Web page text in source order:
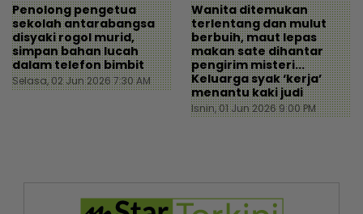
Penolong pengetua
sekolah antarabangsa
disyaki rogol murid,
simpan bahan lucah
dalam telefon bimbit
Selasa, 02 Jun 2026 7:30 AM
Wanita ditemukan
terlentang dan mulut
berbuih, maut lepas
makan sate dihantar
pengirim misteri...
Keluarga syak ‘kerja’
menantu kaki judi
Isnin, 01 Jun 2026 9:00 PM